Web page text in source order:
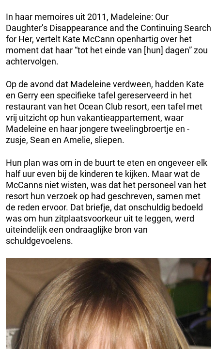
In haar memoires uit 2011, Madeleine: Our
Daughter’s Disappearance and the Continuing Search
for Her, vertelt Kate McCann openhartig over het
moment dat haar “tot het einde van [hun] dagen” zou
achtervolgen.
Op de avond dat Madeleine verdween, hadden Kate
en Gerry een specifieke tafel gereserveerd in het
restaurant van het Ocean Club resort, een tafel met
vrij uitzicht op hun vakantieappartement, waar
Madeleine en haar jongere tweelingbroertje en -
zusje, Sean en Amelie, sliepen.
Hun plan was om in de buurt te eten en ongeveer elk
half uur even bij de kinderen te kijken. Maar wat de
McCanns niet wisten, was dat het personeel van het
resort hun verzoek op had geschreven, samen met
de reden ervoor. Dat briefje, dat onschuldig bedoeld
was om hun zitplaatsvoorkeur uit te leggen, werd
uiteindelijk een ondraaglijke bron van
schuldgevoelens.